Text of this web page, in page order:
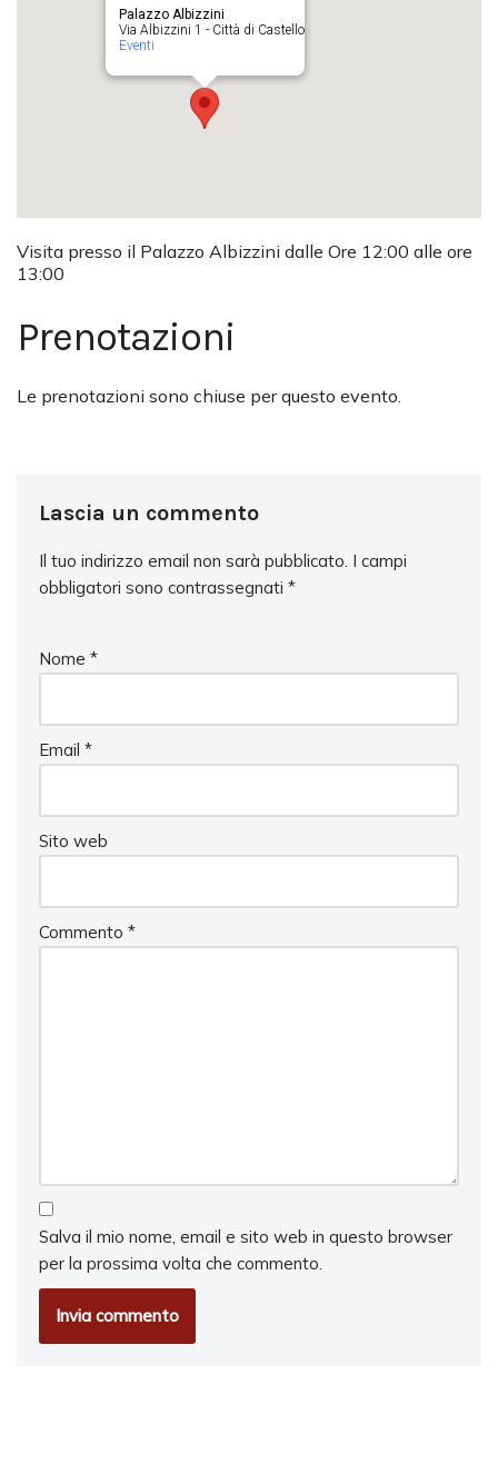
Palazzo Albizzini
Via Albizzini 1 - Città di Castello
Eventi
Visita presso il Palazzo Albizzini dalle Ore 12:00 alle ore
13:00
Prenotazioni
Le prenotazioni sono chiuse per questo evento.
Lascia un commento
Il tuo indirizzo email non sarà pubblicato. I campi
obbligatori sono contrassegnati *
Nome *
Email *
Sito web
Commento *
Salva il mio nome, email e sito web in questo browser
per la prossima volta che commento.